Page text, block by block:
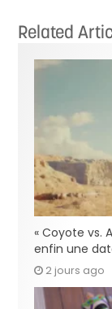
Related
« Coyote vs.
enfin une
2 jours ago